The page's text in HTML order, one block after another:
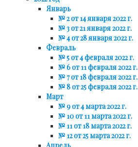
Январь
№ 2 от 14 января 2022 г.
№ 3 от 21 января 2022 г.
№ 4 от 28 января 2022 г.
Февраль
№ 5 от 4 февраля 2022 г.
№ 6 от 11 февраля 2022 г.
№ 7 от 18 февраля 2022 г.
№ 8 от 25 февраля 2022 г.
Март
№ 9 от 4 марта 2022 г.
№ 10 от 11 марта 2022 г.
№ 11 от 18 марта 2022 г.
№ 12 от 25 марта 2022 г.